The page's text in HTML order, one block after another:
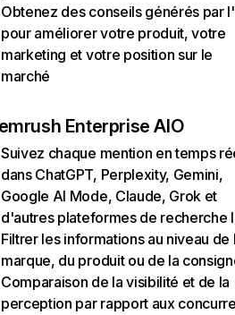
Obtenez des conseils générés par
pour améliorer votre produit, votre
marketing et votre position sur le
marché
Enterprise AIO
Suivez chaque mention en temps
dans ChatGPT, Perplexity, Gemini,
Google AI Mode, Claude, Grok et
d'autres plateformes de recherche
Filtrer les informations au niveau de
marque, du produit ou de la
Comparaison de la visibilité et de la
perception par rapport aux